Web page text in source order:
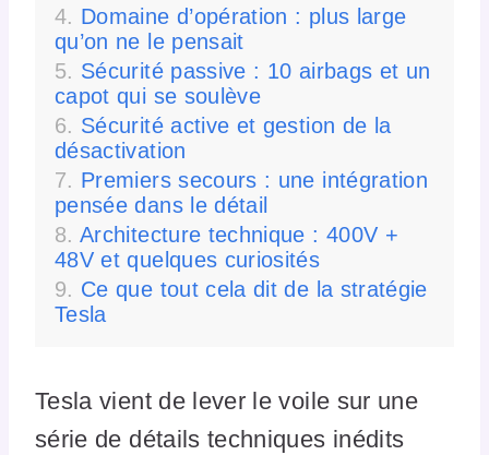
Domaine d’opération : plus large
qu’on ne le pensait
Sécurité passive : 10 airbags et un
capot qui se soulève
Sécurité active et gestion de la
désactivation
Premiers secours : une intégration
pensée dans le détail
Architecture technique : 400V +
48V et quelques curiosités
Ce que tout cela dit de la stratégie
Tesla
Tesla vient de lever le voile sur une
série de détails techniques inédits